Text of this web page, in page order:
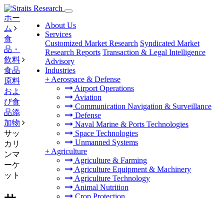
About Us
Services
Customized Market Research Syndicated Market
Research Reports Transaction & Legal Intelligence
Advisory
Industries
+ Aerospace & Defense
Airport Operations
Aviation
Communication Navigation & Surveillance
Defense
Naval Marine & Ports Technologies
Space Technologies
Unmanned Systems
+ Agriculture
Agriculture & Farming
Agriculture Equipment & Machinery
Agriculture Technology
Animal Nutrition
Crop Protection
ホー
ム
食
品・
飲料
食品
原料
およ
び食
品添
加物
サッ
カリ
ンマ
ーケ
ット